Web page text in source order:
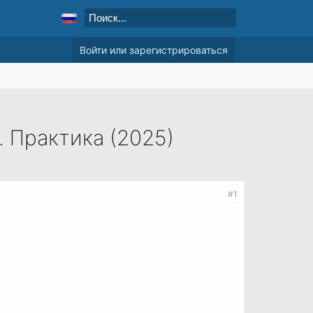
(2025)
#1
Войти или зарегистрироваться